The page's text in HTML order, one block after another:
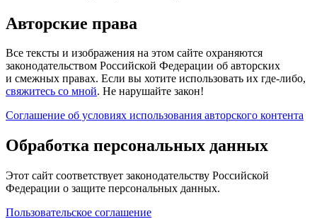
Авторские права
Все тексты и изображения на этом сайте охраняются
законодательством Российской Федерации об авторских
и смежных правах. Если вы хотите использовать их где-либо,
свяжитесь со мной. Не нарушайте закон!
Соглашение об условиях использования авторского контента
Обработка персональных данных
Этот сайт соответствует законодательству Российской
Федерации о защите персональных данных.
Пользовательское соглашение